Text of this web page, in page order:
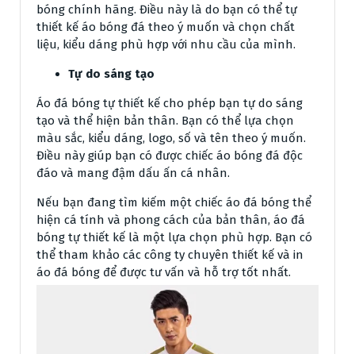
bóng chính hãng. Điều này là do bạn có thể tự
thiết kế áo bóng đá theo ý muốn và chọn chất
liệu, kiểu dáng phù hợp với nhu cầu của mình.
Tự do sáng tạo
Áo đá bóng tự thiết kế cho phép bạn tự do sáng
tạo và thể hiện bản thân. Bạn có thể lựa chọn
màu sắc, kiểu dáng, logo, số và tên theo ý muốn.
Điều này giúp bạn có được chiếc áo bóng đá độc
đáo và mang đậm dấu ấn cá nhân.
Nếu bạn đang tìm kiếm một chiếc áo đá bóng thể
hiện cá tính và phong cách của bản thân, áo đá
bóng tự thiết kế là một lựa chọn phù hợp. Bạn có
thể tham khảo các công ty chuyên thiết kế và in
áo đá bóng để được tư vấn và hỗ trợ tốt nhất.